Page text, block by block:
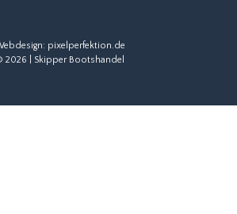
pixelperfektion.de
2026 | Skipper Bootshandel